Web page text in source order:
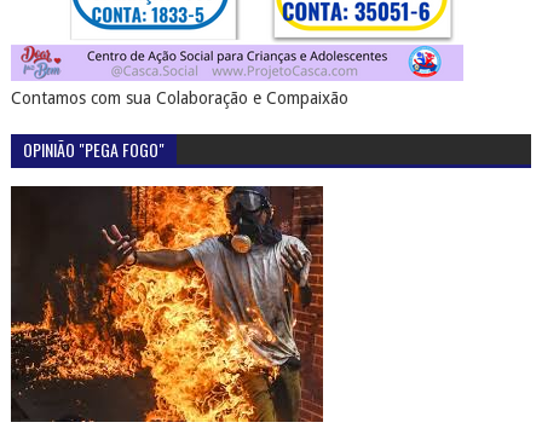
Contamos com sua Colaboração e Compaixão
OPINIÃO "PEGA FOGO"